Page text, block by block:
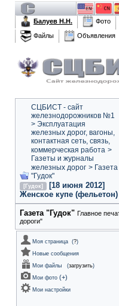
Балуев Н.Н.
Фото
Файлы
Объявления
СЦБИСТ - сайт
железнодорожников №1
> Эксплуатация
железных дорог, вагоны,
контактная сеть, связь,
коммерческая работа >
Газеты и журналы
железных дорог > Газета
"Гудок"
[Гудок]
[18 июня 2012]
Женское купе (фельетон)
Газета "Гудок" Главное
дороги"
Моя страница (?)
Новые сообщения
Мои файлы
(загрузить)
Мои фото (+)
Мои настройки